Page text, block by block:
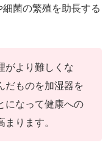
菌の繁殖を助長する
がより難しくな
だものを加湿器を
になって健康への
ります。